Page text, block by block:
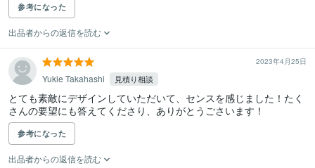
参考になった
出品者からの返信を読む
2023年4月25日
Yukie Takahashi 見積り相談
とても素敵にデザインしていただいて、センスを感じました！たく
さんの要望にも答えてくださり、ありがとうごさいます！
参考になった
出品者からの返信を読む